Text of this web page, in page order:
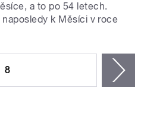
a to po 54 letech.
k Měsíci v roce
8